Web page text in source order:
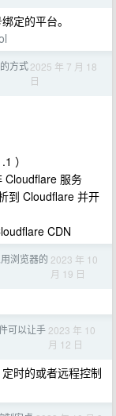
定的平台。
方式2025 年 7 月 18
日
）
Cloudflare 服务
到 Cloudflare 并开
CDN
浏览器的 2023 年 10
月 19 日
可以让手 2023 年 10
月 12 日
时的或者远程控制